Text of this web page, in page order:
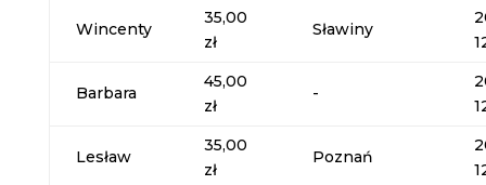
Wincenty
35,00
zł
Sławiny
Barbara
45,00
zł
-
Lesław
35,00
zł
Poznań